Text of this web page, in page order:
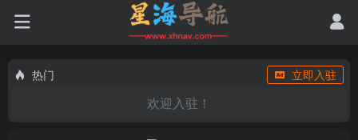
热门 立即入驻
欢迎入驻！